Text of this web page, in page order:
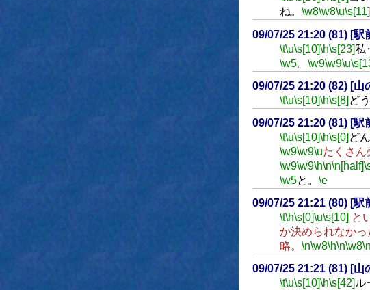
ね。 \w8\w8\u\s[11]
09/07/25 21:20 (81) [駅
\t\u\s[10]\h\s[23]私
\w5。 \w9\w9\u
09/07/25 21:20 (82) [山
\t\u\s[10]\h\s[8] ど
09/07/25 21:20 (81) [駅
\t\u\s[10]\h\s[0] ど
\w9\w9\uたくさん
\w9\w9\h\n\n[half]
\w5と。 \e
09/07/25 21:21 (80) [駅
\t\h\s[0]\u\s[10] と
か決められなかっ
略。 \n\w8\h\n\w8\n
09/07/25 21:21 (81) [山
\t\u\s[10]\h\s[42] ル